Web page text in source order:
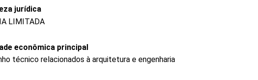
jurídica
LIMITADA
econômica principal
técnico relacionados à arquitetura e engenharia